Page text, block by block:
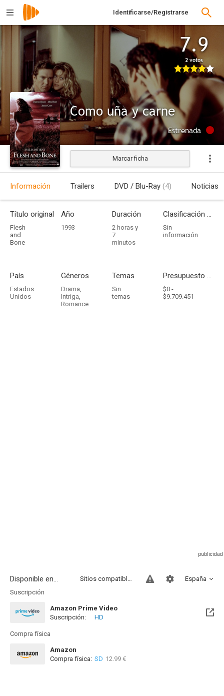
Identificarse/Registrarse
7.9
2 votos
Como uña y carne
Estrenada
Marcar ficha
Información Trailers DVD / Blu-Ray (4) Noticias
Título original
Flesh
and
Bone
Año
1993
Duración
2 horas y
7
minutos
Clasificación por edades
Sin
información
País
Estados
Unidos
Géneros
Drama,
Intriga,
Romance
Temas
Sin
temas
Presupuesto - Ingresos
$0 -
$9.709.451
Disponible en... España
Sitios compatibles
Suscripción
Amazon Prime Video
Suscripción:
HD
Compra física
Amazon
Compra física: SD 12.99 €